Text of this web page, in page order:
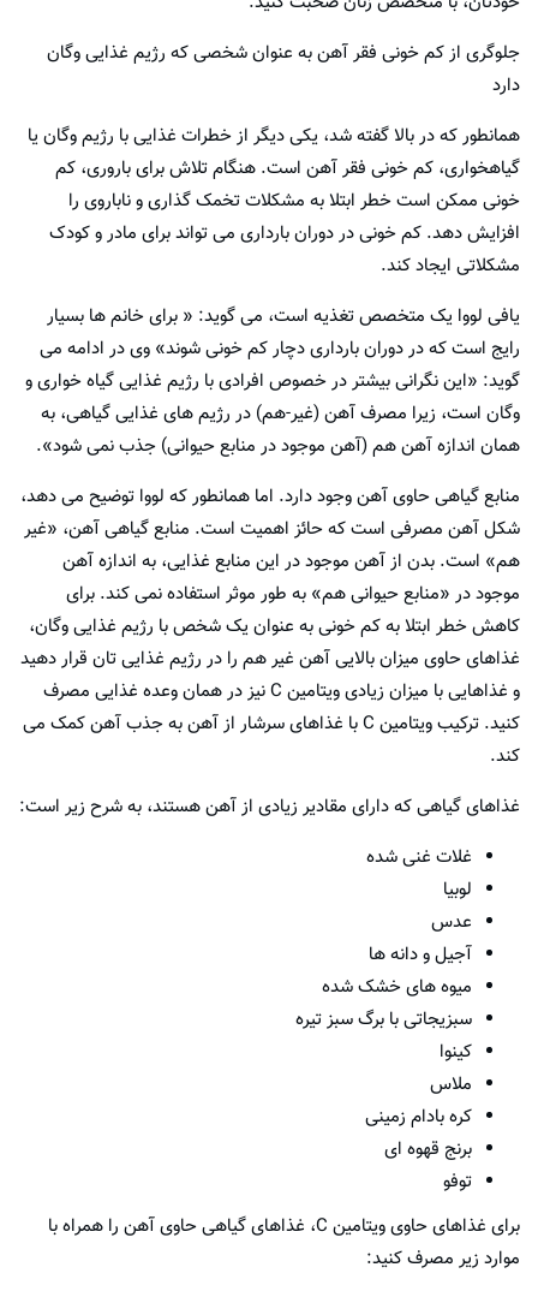
جلوگری از کم خونی فقر آهن به عنوان شخصی که رژیم غذایی وگان
دارد
همانطور که در بالا گفته شد، یکی دیگر از خطرات غذایی با رژیم وگان یا
گیاهخواری، کم خونی فقر آهن است. هنگام تلاش برای باروری، کم
خونی ممکن است خطر ابتلا به مشکلات تخمک گذاری و ناباروی را
افزایش دهد. کم خونی در دوران بارداری می تواند برای مادر و کودک
مشکلاتی ایجاد کند.
یافی لووا یک متخصص تغذیه است، می گوید: « برای خانم ها بسیار
رایج است که در دوران بارداری دچار کم خونی شوند» وی در ادامه می
گوید: «این نگرانی بیشتر در خصوص افرادی با رژیم غذایی گیاه خواری و
وگان است، زیرا مصرف آهن (غیر-هم) در رژیم های غذایی گیاهی، به
همان اندازه آهن هم (آهن موجود در منابع حیوانی) جذب نمی شود».
منابع گیاهی حاوی آهن وجود دارد. اما همانطور که لووا توضیح می دهد،
شکل آهن مصرفی است که حائز اهمیت است. منابع گیاهی آهن، «غیر
هم» است. بدن از آهن موجود در این منابع غذایی، به اندازه آهن
موجود در «منابع حیوانی هم» به طور موثر استفاده نمی کند. برای
کاهش خطر ابتلا به کم خونی به عنوان یک شخص با رژیم غذایی وگان،
غذاهای حاوی میزان بالایی آهن غیر هم را در رژیم غذایی تان قرار دهید
و غذاهایی با میزان زیادی ویتامین C نیز در همان وعده غذایی مصرف
کنید. ترکیب ویتامین C با غذاهای سرشار از آهن به جذب آهن کمک می
کند.
غذاهای گیاهی که دارای مقادیر زیادی از آهن هستند، به شرح زیر است:
غلات غنی شده
لوبیا
عدس
آجیل و دانه ها
میوه های خشک شده
سبزیجاتی با برگ سبز تیره
کینوا
ملاس
کره بادام زمینی
برنج قهوه ای
توفو
برای غذاهای حاوی ویتامین C، غذاهای گیاهی حاوی آهن را همراه با
موارد زیر مصرف کنید: